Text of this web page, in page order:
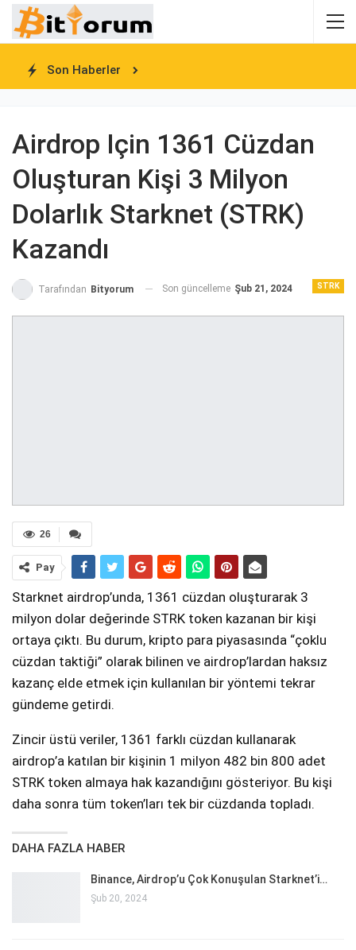
Son Haberler
Airdrop Için 1361 Cüzdan
Oluşturan Kişi 3 Milyon
Dolarlık Starknet (STRK)
Kazandı
STRK
Tarafından Bityorum Son güncelleme Şub 21, 2024
26
Pay
Starknet airdrop’unda, 1361 cüzdan oluşturarak 3
milyon dolar değerinde STRK token kazanan bir kişi
ortaya çıktı. Bu durum, kripto para piyasasında “çoklu
cüzdan taktiği” olarak bilinen ve airdrop’lardan haksız
kazanç elde etmek için kullanılan bir yöntemi tekrar
gündeme getirdi.
Zincir üstü veriler, 1361 farklı cüzdan kullanarak
airdrop’a katılan bir kişinin 1 milyon 482 bin 800 adet
STRK token almaya hak kazandığını gösteriyor. Bu kişi
daha sonra tüm token’ları tek bir cüzdanda topladı.
DAHA FAZLA HABER
Binance, Airdrop’u Çok Konuşulan Starknet’i…
Şub 20, 2024